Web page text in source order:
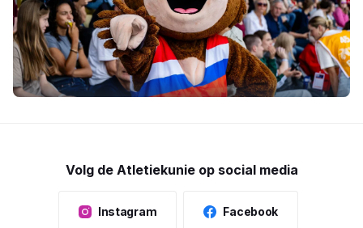
Volg de Atletiekunie op social media
Instagram Facebook